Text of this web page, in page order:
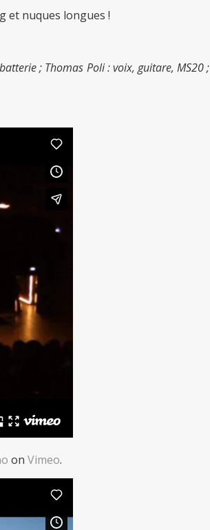
et nuques longues !
; Thomas Poli : voix, guitare, MS20 ;
onVimeo.